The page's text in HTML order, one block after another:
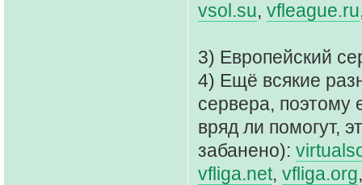
vsol.su, vfleague.ru
3) Европейский
4) Ещё всякие
сервера, поэтому
вряд ли помогут,
забанено):
vfliga.net, vfliga.org